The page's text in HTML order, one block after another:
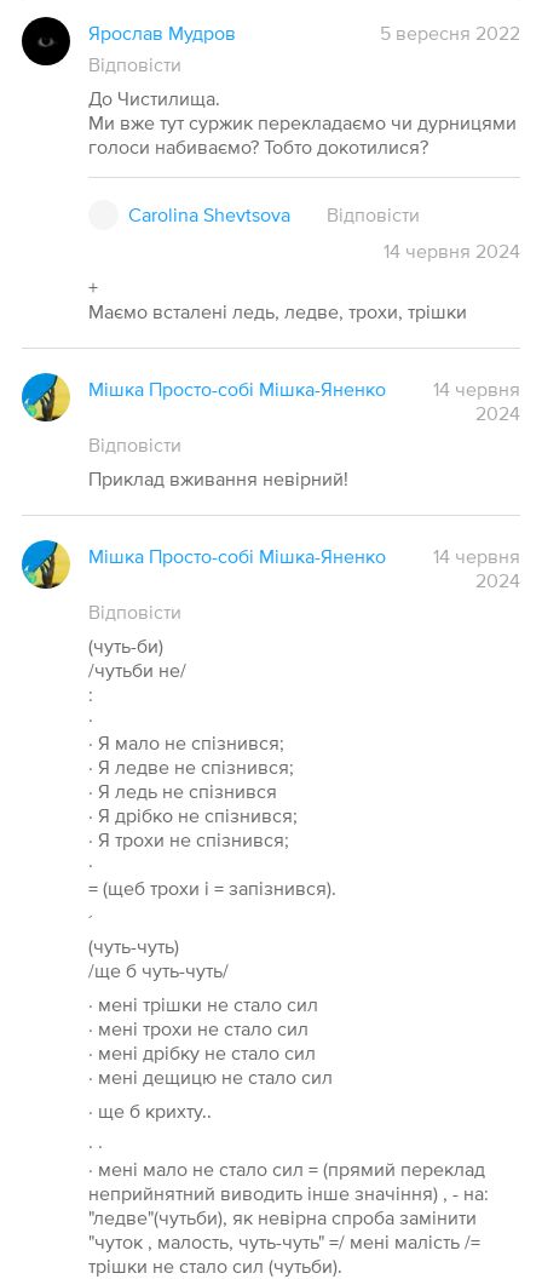
Ярослав Мудров
5 вересня 2022
Відповісти
До Чистилища.
Ми вже тут суржик перекладаємо чи дурницями
голоси набиваємо? Тобто докотилися?
Carolina Shevtsova
Відповісти
14 червня 2024
+
Маємо всталені ледь, ледве, трохи, трішки
Мішка Просто-собі Мішка-Яненко
14 червня
2024
Відповісти
Приклад вживання невірний!
Мішка Просто-собі Мішка-Яненко
14 червня
2024
Відповісти
(чуть-би)
/чутьби не/
:
·
· Я мало не спізнився;
· Я ледве не спізнився;
· Я ледь не спізнився
· Я дрібко не спізнився;
· Я трохи не спізнився;
·
= (щеб трохи і = запізнився).
´
(чуть-чуть)
/ще б чуть-чуть/
· мені трішки не стало сил
· мені трохи не стало сил
· мені дрібку не стало сил
· мені дещицю не стало сил
· ще б крихту..
· ·
· мені мало не стало сил = (прямий переклад
неприйнятний виводить інше значіння) , - на:
"ледве"(чутьби), як невірна спроба замінити
"чуток , малость, чуть-чуть" =/ мені малість /=
трішки не стало сил (чутьби).